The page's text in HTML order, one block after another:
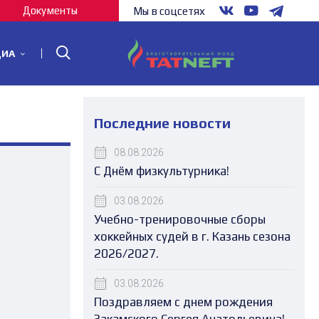
Документы Мы в соцсетях
Последние новости
08.08.2026
С Днём физкультурника!
03.08.2026
Учебно-тренировочные сборы
хоккейных судей в г. Казань сезона
2026/2027.
03.08.2026
Поздравляем с днем рождения